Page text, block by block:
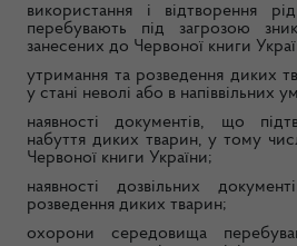
використання і відтворення
перебувають під загрозою
занесених до Червоної книги
утримання та розведення диких
у стані неволі або в напіввільних
наявності документів, що
набуття диких тварин, у тому
Червоної книги України;
наявності дозвільних
розведення диких тварин;
охорони середовища